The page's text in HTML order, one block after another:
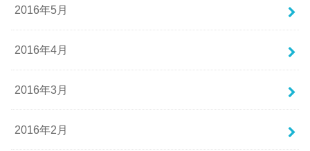
2016年5月
2016年4月
2016年3月
2016年2月